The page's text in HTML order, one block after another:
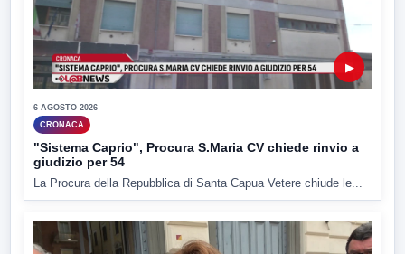
▶
6 AGOSTO 2026
CRONACA
"Sistema Caprio", Procura S.Maria CV chiede rinvio a
giudizio per 54
La Procura della Repubblica di Santa Capua Vetere chiude le...